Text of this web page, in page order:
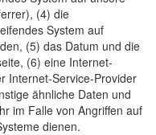
(4) die
System auf
(5) das Datum und die
(6) eine Internet-
Internet-Service-Provider
ähnliche Daten und
im Falle von Angriffen auf
dienen.